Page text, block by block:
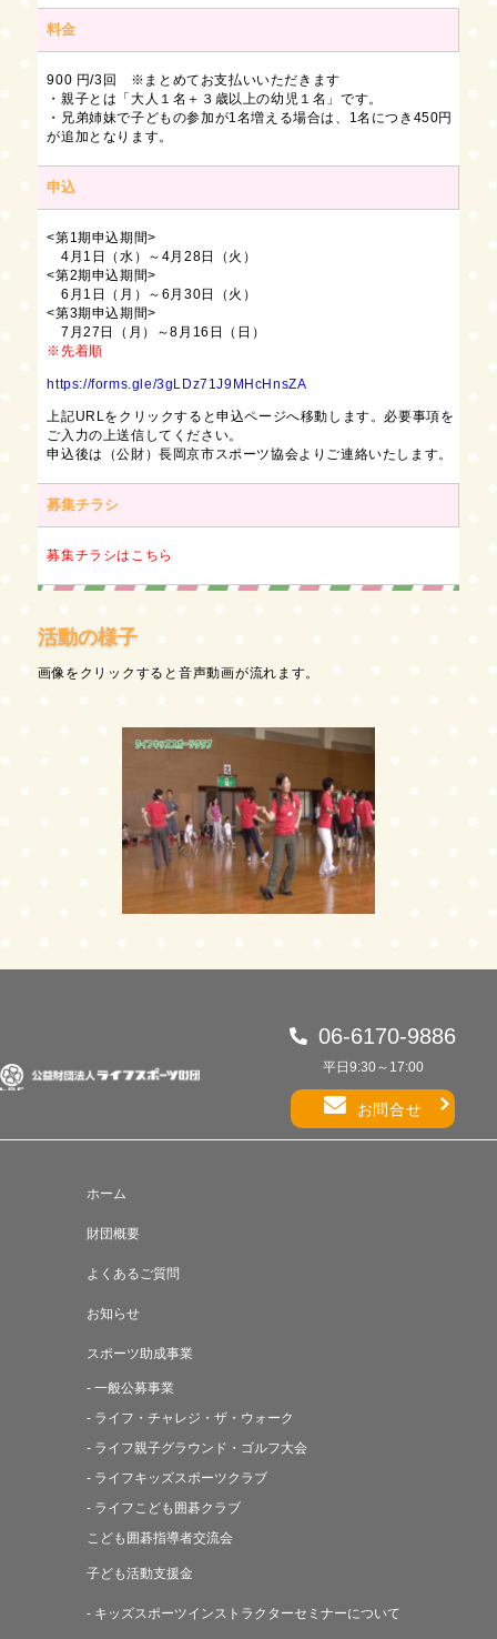
料金
900 円/3回 ※まとめてお支払いいただきます
・親子とは「大人１名＋３歳以上の幼児１名」です。
・兄弟姉妹で子どもの参加が1名増える場合は、1名につき450円
が追加となります。
申込
<第1期申込期間>
4月1日（水）～4月28日（火）
<第2期申込期間>
6月1日（月）～6月30日（火）
<第3期申込期間>
7月27日（月）～8月16日（日）
※先着順
https://forms.gle/3gLDz71J9MHcHnsZA
上記URLをクリックすると申込ページへ移動します。必要事項を
ご入力の上送信してください。
申込後は（公財）長岡京市スポーツ協会よりご連絡いたします。
募集チラシ
募集チラシはこちら
活動の様子
画像をクリックすると音声動画が流れます。
06-6170-9886
平日9:30～17:00
お問合せ
ホーム
財団概要
よくあるご質問
お知らせ
スポーツ助成事業
- 一般公募事業
- ライフ・チャレジ・ザ・ウォーク
- ライフ親子グラウンド・ゴルフ大会
- ライフキッズスポーツクラブ
- ライフこども囲碁クラブ
こども囲碁指導者交流会
子ども活動支援金
- キッズスポーツインストラクターセミナーについて